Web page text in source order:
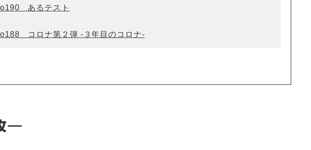
あるテスト
コロナ第２弾 -３年目のコロナ-
―